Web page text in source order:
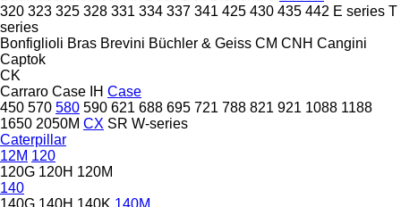
320 323 325 328 331 334 337 341 425 430 435 442 E series T
series
Bonfiglioli Bras Brevini Büchler & Geiss CM CNH Cangini
Captok
CK
Carraro Case IH Case
450 570 580 590 621 688 695 721 788 821 921 1088 1188
1650 2050M CX SR W-series
Caterpillar
12M 120
120G 120H 120M
140
140G 140H 140K 140M